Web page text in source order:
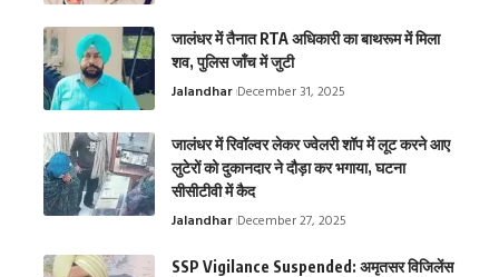
जालंधर में तैनात RTA अधिकारी का बाथरूम में मिला
शव, पुलिस जाँच में जुटी
Jalandhar December 31, 2025
जालंधर में रिवॉल्वर लेकर ज्वेलरी शॉप में लूट करने आए
लुटेरों को दुकानदार ने दौड़ा कर भगाया, घटना
सीसीटीवी में कैद
Jalandhar December 27, 2025
SSP Vigilance Suspended: अमृतसर विजिलेंस